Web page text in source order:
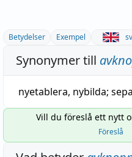
Betydelser Exempel
Synonymer till
nyetablera, nybilda;
Vill du föreslå ett nytt
Föreslå